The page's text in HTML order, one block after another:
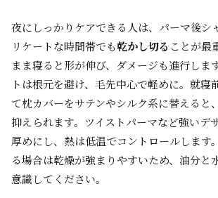
夜にしっかりケアできる人は、パーマ後シ
リケートな時間帯でも乾かし切る ことが最
まま寝ると形が伸び、ダメージも進行しま
トは根元を避け、毛先中心で軽めに。就寝
て枕カバーをサテンやシルク系に替えると
抑えられます。ツイストパーマなど強いデ
厚めにし、熱は低温でコントロールします
る場合は乾燥が強まりやすいため、油分と
意識してください。